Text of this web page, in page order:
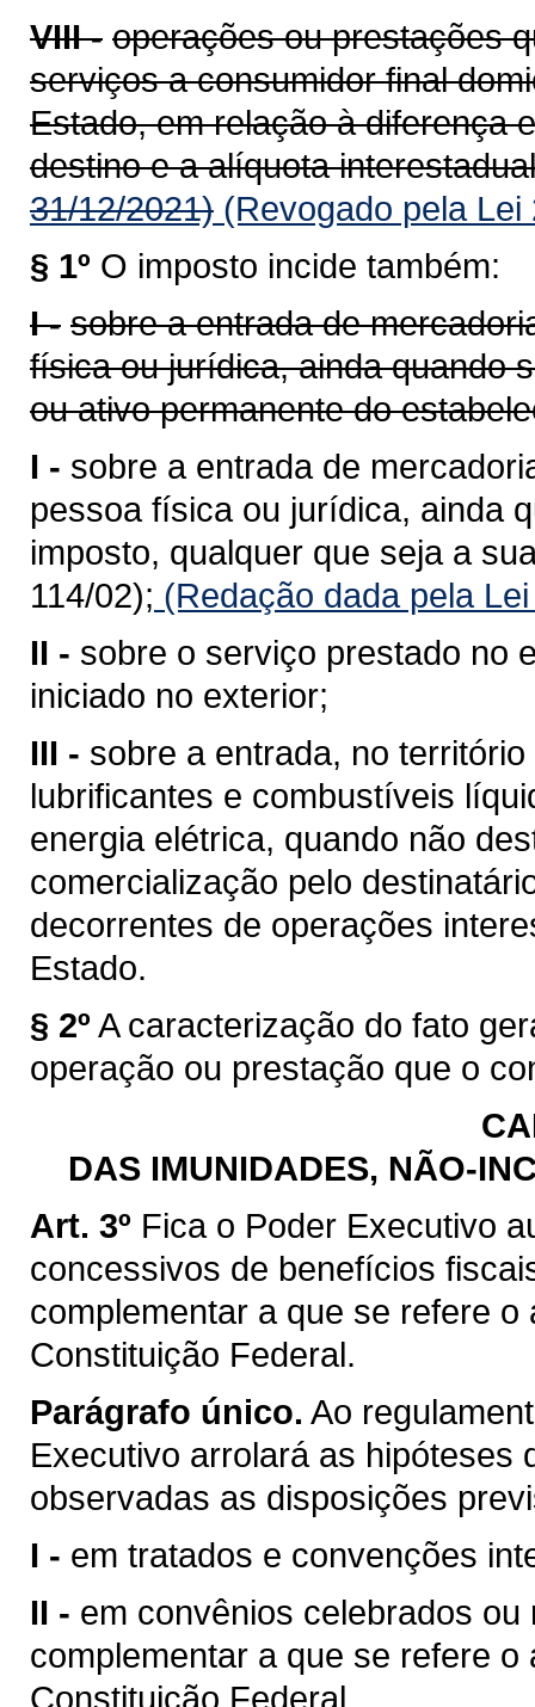
VIII - operações ou prestações
serviços a consumidor final
Estado, em relação à diferença
destino e a alíquota
31/12/2021) (Revogado pela
§ 1º O imposto incide também:
I - sobre a entrada de
física ou jurídica, ainda quando
ou ativo permanente do
I - sobre a entrada de
pessoa física ou jurídica, ainda
imposto, qualquer que seja a
114/02); (Redação dada pela
II - sobre o serviço prestado no
iniciado no exterior;
III - sobre a entrada, no
lubrificantes e combustíveis
energia elétrica, quando não
comercialização pelo
decorrentes de operações
Estado.
§ 2º A caracterização do fato
operação ou prestação que o
DAS IMUNIDADES, NÃO-
Art. 3º Fica o Poder Executivo
concessivos de benefícios
complementar a que se refere
Constituição Federal.
Parágrafo único. Ao
Executivo arrolará as hipóteses
observadas as disposições
I - em tratados e convenções
II - em convênios celebrados
complementar a que se refere
Constituição Federal.